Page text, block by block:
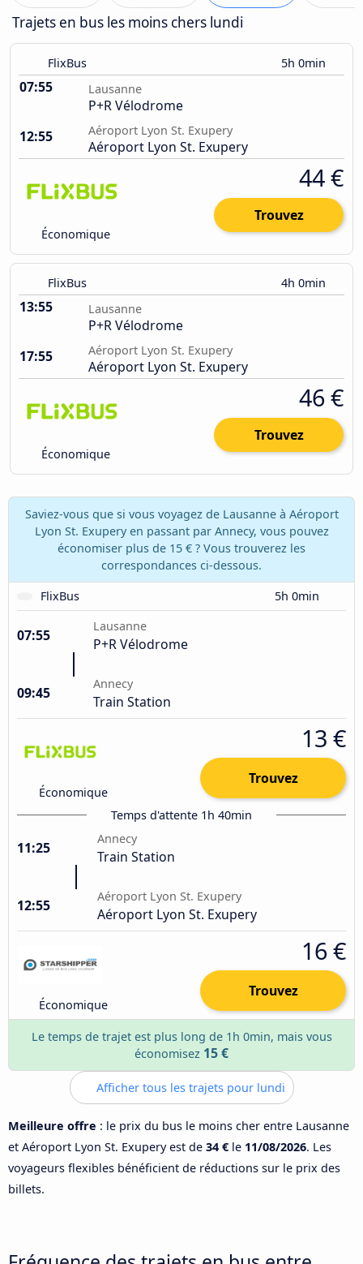
Trajets en bus les moins chers lundi
FlixBus 5h 0min
07:55 Lausanne
P+R Vélodrome
12:55
Aéroport Lyon St. Exupery
Aéroport Lyon St. Exupery
Économique
44 €
Trouvez
FlixBus 4h 0min
13:55 Lausanne
P+R Vélodrome
17:55
Aéroport Lyon St. Exupery
Aéroport Lyon St. Exupery
Économique
46 €
Trouvez
Saviez-vous que si vous voyagez de Lausanne à Aéroport
Lyon St. Exupery en passant par Annecy, vous pouvez
économiser plus de 15 € ? Vous trouverez les
correspondances ci-dessous.
FlixBus
5h 0min
07:55
Lausanne
P+R Vélodrome
09:45
Annecy
Train Station
Économique
13 €
Trouvez
Temps d'attente 1h 40min
11:25
Annecy
Train Station
12:55
Aéroport Lyon St. Exupery
Aéroport Lyon St. Exupery
Économique
16 €
Trouvez
Le temps de trajet est plus long de 1h 0min, mais vous
économisez 15 €
Afficher tous les trajets pour lundi
Meilleure offre : le prix du bus le moins cher entre Lausanne
et Aéroport Lyon St. Exupery est de 34 € le 11/08/2026. Les
voyageurs flexibles bénéficient de réductions sur le prix des
billets.